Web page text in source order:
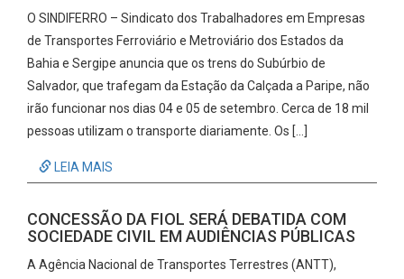
O SINDIFERRO – Sindicato dos Trabalhadores em Empresas
de Transportes Ferroviário e Metroviário dos Estados da
Bahia e Sergipe anuncia que os trens do Subúrbio de
Salvador, que trafegam da Estação da Calçada a Paripe, não
irão funcionar nos dias 04 e 05 de setembro. Cerca de 18 mil
pessoas utilizam o transporte diariamente. Os […]
LEIA MAIS
CONCESSÃO DA FIOL SERÁ DEBATIDA COM
SOCIEDADE CIVIL EM AUDIÊNCIAS PÚBLICAS
A Agência Nacional de Transportes Terrestres (ANTT),